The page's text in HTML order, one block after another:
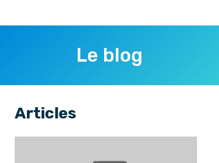
Le blog
Articles